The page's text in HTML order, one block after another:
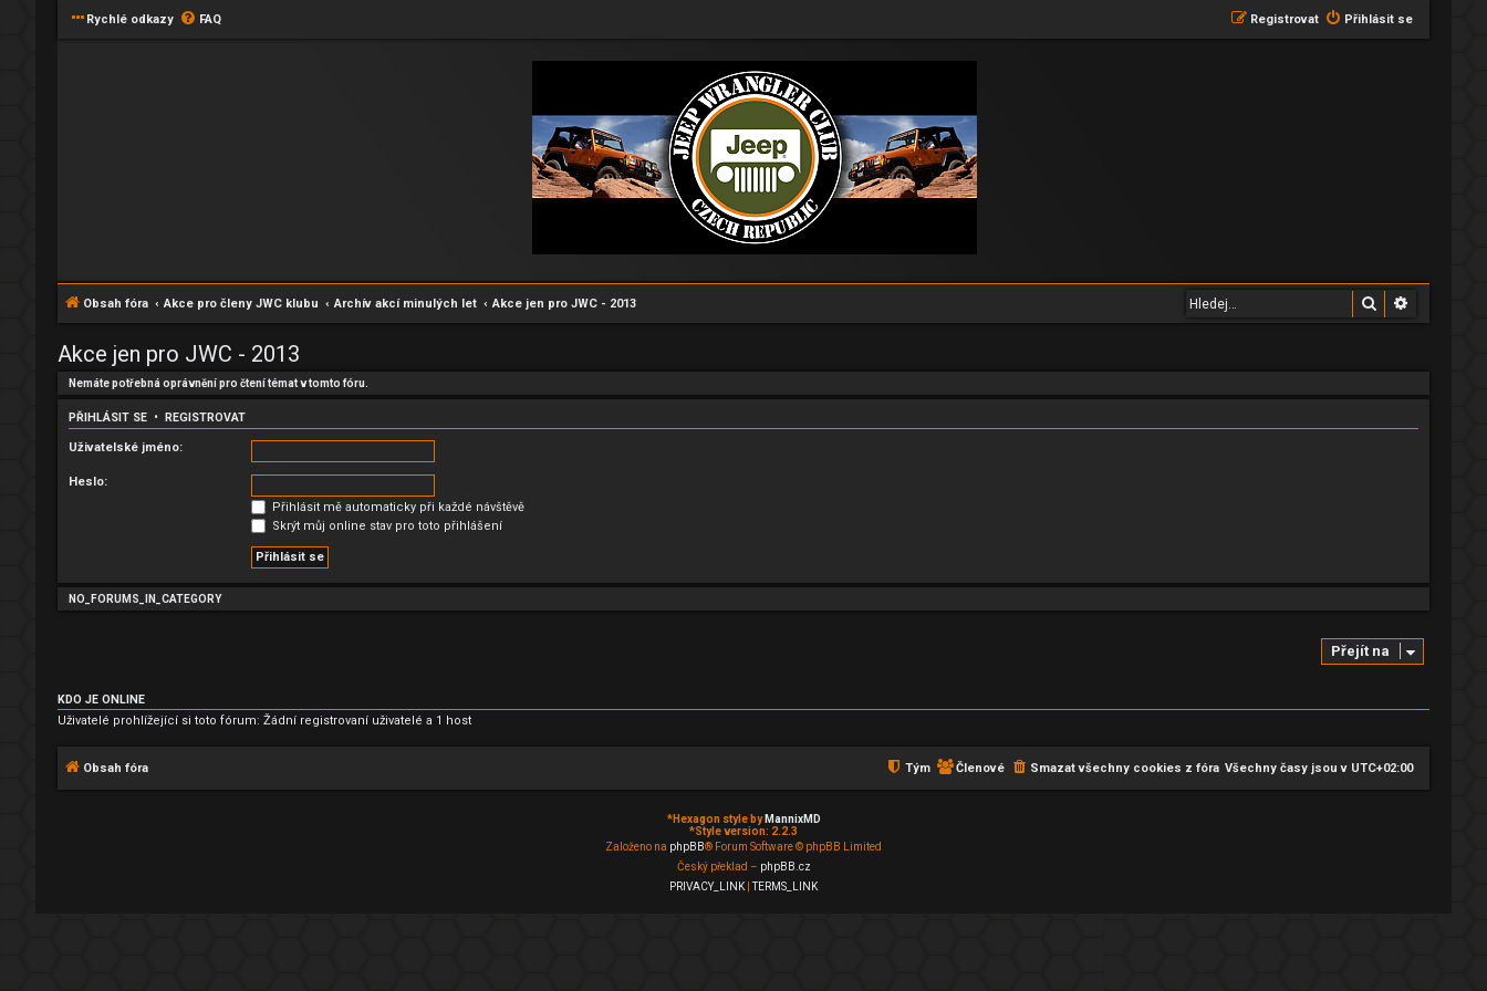
Rychlé odkazy FAQ Přihlásit se
Registrovat
Obsah fóra Akce pro členy JWC klubu Archív akcí minulých let Akce jen pro JWC - 2013 Hledat
Akce jen pro JWC - 2013
Nemáte potřebná oprávnění pro čtení témat v tomto fóru.
PŘIHLÁSIT SE • REGISTROVAT
Uživatelské jméno:
Heslo:
Přihlásit mě automaticky při každé návštěvě
Skrýt můj online stav pro toto přihlášení
NO_FORUMS_IN_CATEGORY
Přejít na
KDO JE ONLINE
Uživatelé prohlížející si toto fórum: Žádní registrovaní uživatelé a 1 host
Obsah fóra Všechny časy jsou v UTC+02:00
Smazat všechny cookies z fóra
Členové
Tým
*Hexagon style by MannixMD
*Style version: 2.2.3
Založeno na phpBB® Forum Software © phpBB Limited
Český překlad – phpBB.cz
PRIVACY_LINK |TERMS_LINK